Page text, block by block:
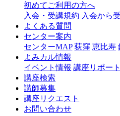
初めてご利用の方へ
入会・受講規約 入会から
よくある質問
センター案内
センターMAP 荻窪 恵比寿
よみカル情報
イベント情報 講座リポー
講座検索
講師募集
講座リクエスト
お問い合わせ